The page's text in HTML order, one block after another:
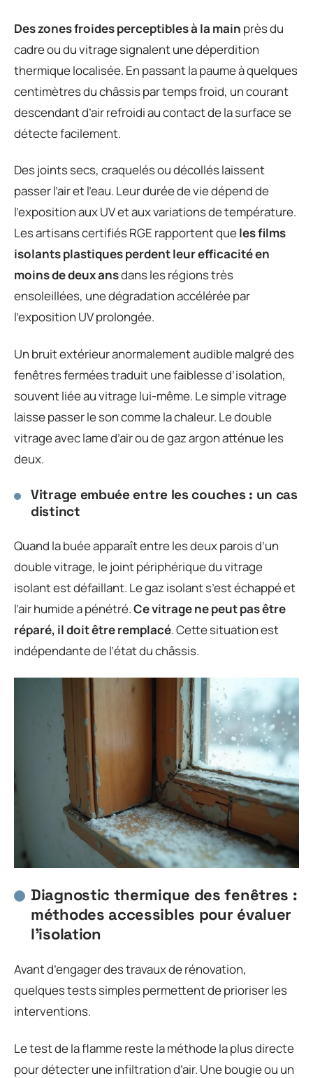
Des zones froides perceptibles à la main près du
cadre ou du vitrage signalent une déperdition
thermique localisée. En passant la paume à quelques
centimètres du châssis par temps froid, un courant
descendant d’air refroidi au contact de la surface se
détecte facilement.
Des joints secs, craquelés ou décollés laissent
passer l’air et l’eau. Leur durée de vie dépend de
l’exposition aux UV et aux variations de température.
Les artisans certifiés RGE rapportent queles films
isolants plastiques perdent leur efficacité en
moins de deux ansdans les régions très
ensoleillées, une dégradation accélérée par
l’exposition UV prolongée.
Un bruit extérieur anormalement audible malgré des
fenêtres fermées traduit une faiblesse d’isolation,
souvent liée au vitrage lui-même. Le simple vitrage
laisse passer le son comme la chaleur. Le double
vitrage avec lame d’air ou de gaz argon atténue les
deux.
Vitrage embuée entre les couches : un cas
distinct
Quand la buée apparaît entre les deux parois d’un
double vitrage, le joint périphérique du vitrage
isolant est défaillant. Le gaz isolant s’est échappé et
l’air humide a pénétré.Ce vitrage ne peut pas être
réparé, il doit être remplacé. Cette situation est
indépendante de l’état du châssis.
Diagnostic thermique des fenêtres :
méthodes accessibles pour évaluer
l’isolation
Avant d’engager des travaux de rénovation,
quelques tests simples permettent de prioriser les
interventions.
Le test de la flamme reste la méthode la plus directe
pour détecter une infiltration d’air. Une bougie ou un